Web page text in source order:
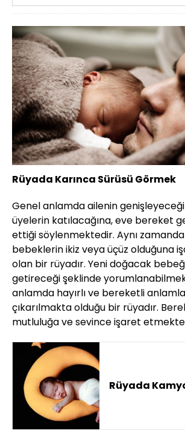
Rüyada Karınca Sürüsü Görmek
Genel anlamda ailenin
üyelerin katılacağına, eve bereket
ettiği söylenmektedir. Aynı
bebeklerin ikiz veya üçüz olduğuna
olan bir rüyadır. Yeni doğacak
getireceği şeklinde
anlamda hayırlı ve bereketli
çıkarılmakta olduğu bir rüyadır.
mutluluğa ve sevince işaret
Rüyada